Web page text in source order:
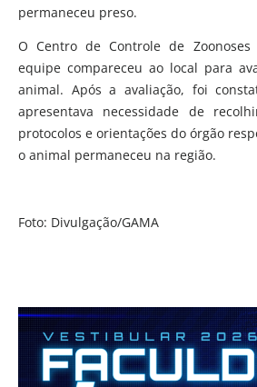
permaneceu preso.
O Centro de Controle de
equipe compareceu ao local para
animal. Após a avaliação, foi
apresentava necessidade de
protocolos e orientações do órgão
o animal permaneceu na região.
Foto: Divulgação/GAMA